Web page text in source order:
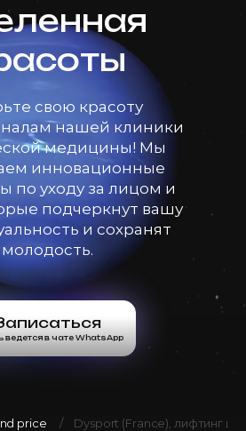
свою красоту
нашей клиники
медицины! Мы
инновационные
по уходу за лицом и
подчеркнут вашу
и сохранят
молодость.
ведется в чате WhatsApp
price Dysport (France), лифтинг